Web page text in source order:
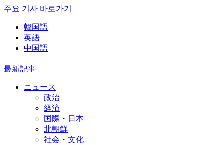
주요 기사 바로가기
韓国語
英語
中国語
最新記事
ニュース
政治
経済
国際・日本
北朝鮮
社会・文化